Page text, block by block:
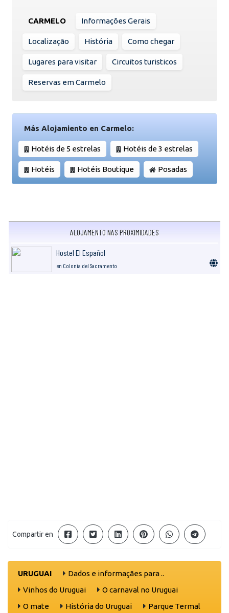
CARMELO Informações Gerais
Localização História Como chegar
Lugares para visitar Circuitos turisticos
Reservas em Carmelo
Más Alojamiento en Carmelo:
Hotéis de 5 estrelas Hotéis de 3 estrelas
Hotéis Hotéis Boutique Posadas
ALOJAMENTO NAS PROXIMIDADES
Hostel El Español
en Colonia del Sacramento
Compartir en
URUGUAI
Dados e informaçães para ..
Vinhos do Uruguai
O carnaval no Uruguai
O mate
História do Uruguai Parque Termal